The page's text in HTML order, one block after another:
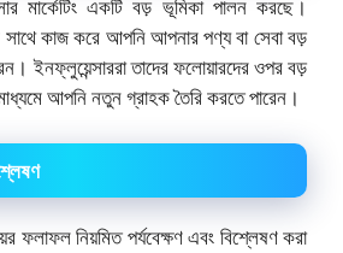
মার্কেটিং একটি বড় ভূমিকা পালন করছে।
সাথে কাজ করে আপনি আপনার পণ্য বা সেবা বড়
ইনফ্লুয়েন্সাররা তাদের ফলোয়ারদের ওপর বড়
আপনি নতুন গ্রাহক তৈরি করতে পারেন।
ফলাফল নিয়মিত পর্যবেক্ষণ এবং বিশ্লেষণ করা